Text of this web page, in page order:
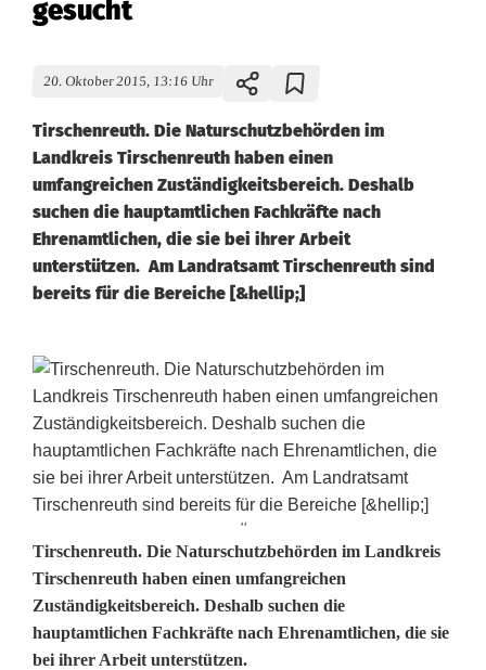
gesucht
20. Oktober 2015, 13:16 Uhr
Tirschenreuth. Die Naturschutzbehörden im
Landkreis Tirschenreuth haben einen
umfangreichen Zuständigkeitsbereich. Deshalb
suchen die hauptamtlichen Fachkräfte nach
Ehrenamtlichen, die sie bei ihrer Arbeit
unterstützen. Am Landratsamt Tirschenreuth sind
bereits für die Bereiche [&hellip;]
''
I
m
D
Tirschenreuth. Die Naturschutzbehörden im Landkreis
Tirschenreuth haben einen umfangreichen
Zuständigkeitsbereich. Deshalb suchen die
hauptamtlichen Fachkräfte nach Ehrenamtlichen, die sie
bei ihrer Arbeit unterstützen.